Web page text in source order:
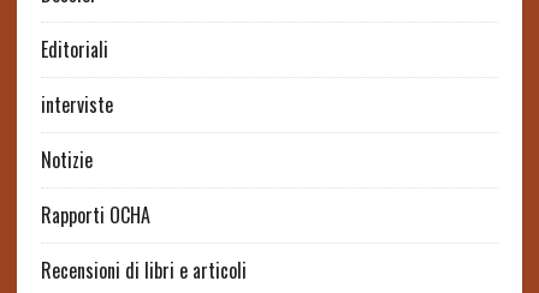
Editoriali
interviste
Notizie
Rapporti OCHA
Recensioni di libri e articoli